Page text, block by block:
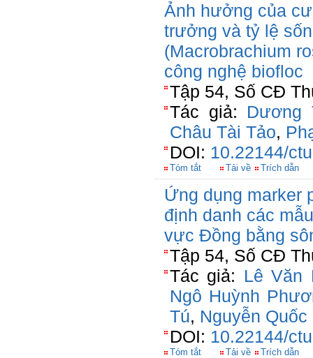
Ảnh hưởng của
trưởng và tỷ lệ
(Macrobrachium
công nghệ biofloc
Tập 54, Số CĐ
Tác giả: Dương
Châu Tài Tảo,
DOI: 10.22144/
Tóm tắt Tải về Trích dẫn
Ứng dụng marker
định danh các
vực Đồng bằng
Tập 54, Số CĐ
Tác giả: Lê Văn
Ngô Huỳnh
Tú, Nguyễn Quốc
DOI: 10.22144/
Tóm tắt Tải về Trích dẫn